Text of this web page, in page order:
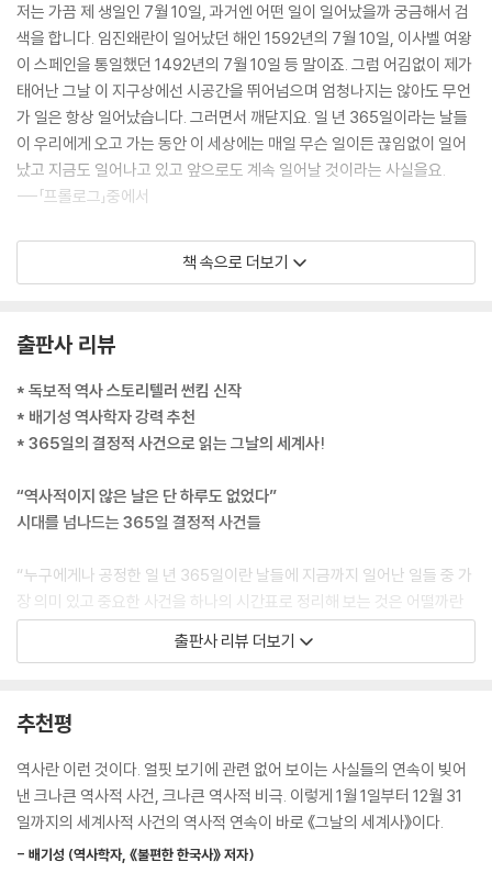
저는 가끔 제 생일인 7월 10일, 과거엔 어떤 일이 일어났을까 궁금해서 검
색을 합니다. 임진왜란이 일어났던 해인 1592년의 7월 10일, 이사벨 여왕
이 스페인을 통일했던 1492년의 7월 10일 등 말이죠. 그럼 어김없이 제가
태어난 그날 이 지구상에선 시공간을 뛰어넘으며 엄청나지는 않아도 무언
가 일은 항상 일어났습니다. 그러면서 깨닫지요. 일 년 365일이라는 날들
이 우리에게 오고 가는 동안 이 세상에는 매일 무슨 일이든 끊임없이 일어
났고 지금도 일어나고 있고 앞으로도 계속 일어날 것이라는 사실을요.
---「프롤로그」중에서
1944년 3월 8일, 일본 역사상 최악의 삽질 전투이자 소모전인 임팔 작전
이 이날 시작됐다. (……) 문제는 그 작전을 지휘했던 일본군 사령관이 무
필요 없다. 밀림에서 풀 뜯어 먹으면 된다(실제 발언), 필요한 물품은 적군
에게서 약탈해 쓰면 된다(실제 발언)’ 등의 명언을 시전하신 결과, 이 작전
에 참전했던 9만 명의 일본군 중 무려 7만 명이 밀림 속에서 죽거나 다치고
말았다. 물론 임팔까지 도착한 일본군은 단 한 사람도 없었다. 이 삽질 작전
섭다.’
---「03월 08일」중에서
1998년 4월 15일, 캄보디아의 독재자이자 인간 백정 폴 포트가 사망했다.
그는 자국민 200만 명 이상을 학살했다. 1925년 캄보디아의 가난한 농민
의 아들로 태어난 폴 포트는 ‘캄보디아 농민들이 못살게 만든 건 왕족과 왕
실이다! 그리고 그 방법은 공산주의다!’란 생각에 ‘타도 왕조! 공산주의 만
세!’ 운동을 시작한다. (……) 1973년, 폴 포트가 내전에서 승리하고 크메
주의 사회를 만든다는 명분에 예전 왕실 관계자, 자본주의 부자, 배운 놈
손이 너무 부드럽다고(농사 안 지었다고) 죽이고…… 무려 200만 명을 학
살한다. 오죽했으면 당시 캄보디아를 킬링필드(Killing Fields)라고 불렀
겠나. 동명의 영화도 있다.
---「04월 15일」중에서
책 속으로 더보기
출판사 리뷰
* 독보적 역사 스토리텔러 썬킴 신작
* 배기성 역사학자 강력 추천
* 365일의 결정적 사건으로 읽는 그날의 세계사!
“역사적이지 않은 날은 단 하루도 없었다”
시대를 넘나드는 365일 결정적 사건들
“누구에게나 공정한 일 년 365일이란 날들에 지금까지 일어난 일들 중 가
장 의미 있고 중요한 사건을 하나의 시간표로 정리해 보는 것은 어떨까란
생각을 했던 겁니다.” _프롤로그 중에서
어떤 날이든 이 지구상에서는 항상 무언가가, 그것도 정말 많은 일들이 일
어났고 오늘도 생긴다. 지금까지 흘러온 수많은 나날 속 벌어진 사건을 전
부 다 파악하는 것은 불가능하다. 그래서 그중 중요하다고 판단되는 몇몇
일들이 ‘역사’로 기록되어 오늘날 우리가 알 수 있는 것이다. 추려졌다고 해
또 과거 일을 지금 꼭 알아야 하는가 의문을 품을 수도 있다.
출판사 리뷰 더보기
추천평
역사란 이런 것이다. 얼핏 보기에 관련 없어 보이는 사실들의 연속이 빚어
낸 크나큰 역사적 사건, 크나큰 역사적 비극. 이렇게 1월 1일부터 12월 31
일까지의 세계사적 사건의 역사적 연속이 바로 《그날의 세계사》이다.
- 배기성 (역사학자, 《불편한 한국사》 저자)